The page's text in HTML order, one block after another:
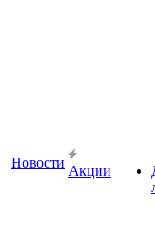
Новости
Акции